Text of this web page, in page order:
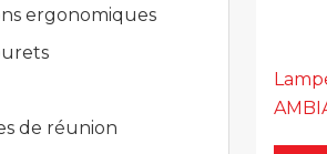
ergonomiques
de réunion